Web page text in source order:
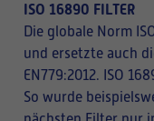
ISO 16890 FILTER
Die globale Norm
und ersetzte auch
EN779:2012. ISO
So wurde